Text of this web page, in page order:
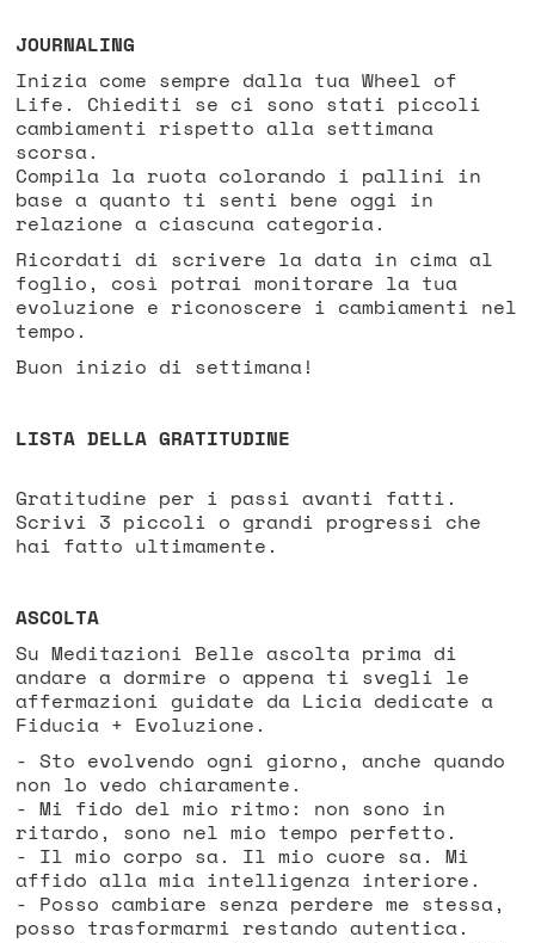
JOURNALING
Inizia come sempre dalla tuaWheel of
Life . Chiediti se ci sono stati piccoli
cambiamenti rispetto alla settimana
scorsa.
Compila la ruota colorando i pallini in
base a quanto ti senti bene oggi in
relazione a ciascuna categoria.
Ricordati di scrivere la data in cima al
foglio, così potrai monitorare la tua
evoluzione e riconoscere i cambiamenti nel
tempo.
Buon inizio di settimana!
LISTA DELLA GRATITUDINE
Gratitudine per i passi avanti fatti.
Scrivi 3 piccoli o grandi progressi che
hai fatto ultimamente.
ASCOLTA
Su Meditazioni Belle ascolta prima di
andare a dormire o appena ti svegli le
affermazioni guidate da Licia dedicate a
Fiducia + Evoluzione.
- Sto evolvendo ogni giorno, anche quando
non lo vedo chiaramente.
- Mi fido del mio ritmo: non sono in
ritardo, sono nel mio tempo perfetto.
- Il mio corpo sa. Il mio cuore sa. Mi
affido alla mia intelligenza interiore.
- Posso cambiare senza perdere me stessa,
posso trasformarmi restando autentica.